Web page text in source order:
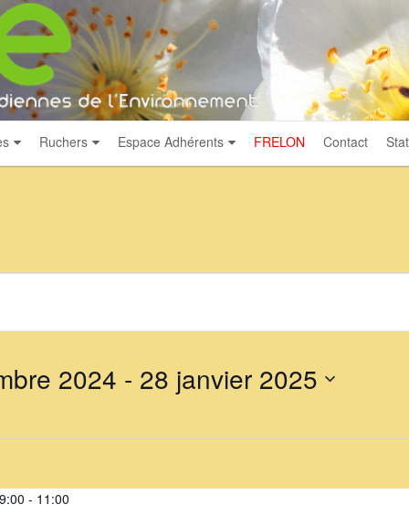
Ruchers Espace Adhérents FRELON Contact
2024 - 28 janvier 2025
- 11:00